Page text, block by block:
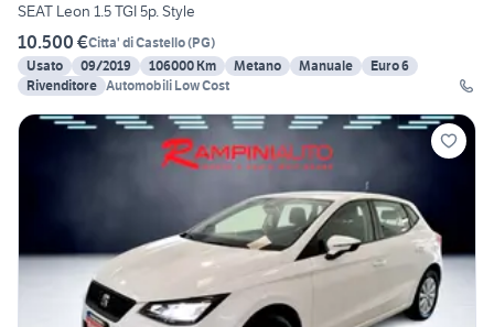
SEAT Leon 1.5 TGI 5p. Style
10.500 €Citta' di Castello(PG)
Usato
09/2019 106000 Km Metano Manuale
Euro 6
Rivenditore Automobili Low Cost